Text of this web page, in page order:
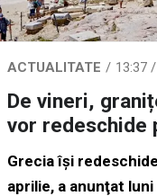
ACTUALITATE 13:37
De vineri,
vor redeschide
Grecia îşi
aprilie, a anunţat